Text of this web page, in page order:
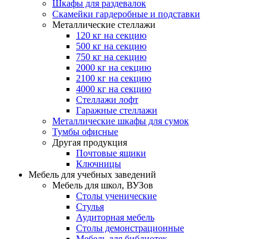
Шкафы для раздевалок
Скамейки гардеробные и подставки
Металлические стеллажи
120 кг на секцию
500 кг на секцию
750 кг на секцию
2000 кг на секцию
2100 кг на секцию
4000 кг на секцию
Стеллажи лофт
Гаражные стеллажи
Металлические шкафы для сумок
Тумбы офисные
Другая продукция
Почтовые ящики
Ключницы
Мебель для учебных заведений
Мебель для школ, ВУЗов
Столы ученические
Стулья
Аудиторная мебель
Столы демонстрационные